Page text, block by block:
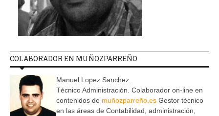
COLABORADOR EN MUÑOZPARREÑO
Manuel Lopez Sanchez.
Técnico Administración. Colaborador on-line en
contenidos de muñozparreño.es Gestor técnico
en las áreas de Contabilidad, administración,